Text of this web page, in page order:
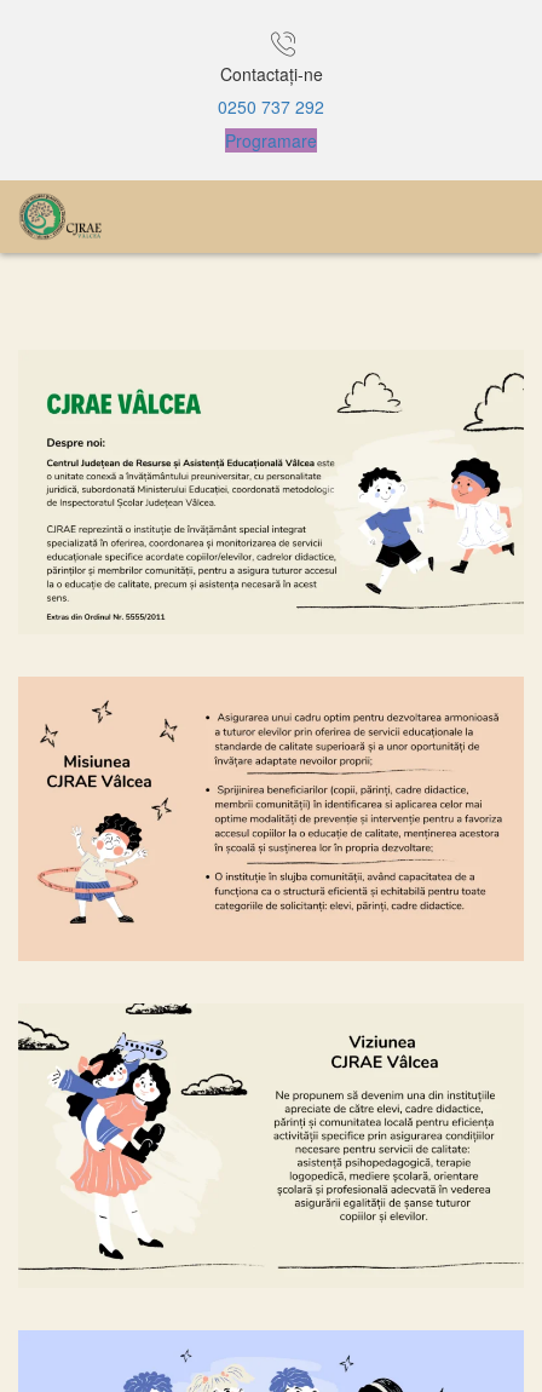
Contactați-ne
0250 737 292
Programare